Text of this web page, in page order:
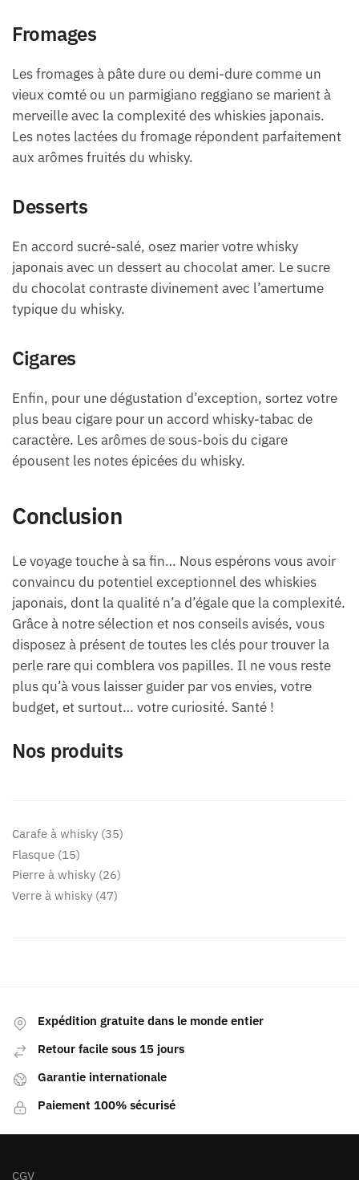
Fromages
Les fromages à pâte dure ou demi-dure comme un
vieux comté ou un parmigiano reggiano se marient à
merveille avec la complexité des whiskies japonais.
Les notes lactées du fromage répondent parfaitement
aux arômes fruités du whisky.
Desserts
En accord sucré-salé, osez marier votre whisky
japonais avec un dessert au chocolat amer. Le sucre
du chocolat contraste divinement avec l’amertume
typique du whisky.
Cigares
Enfin, pour une dégustation d’exception, sortez votre
plus beau cigare pour un accord whisky-tabac de
caractère. Les arômes de sous-bois du cigare
épousent les notes épicées du whisky.
Conclusion
Le voyage touche à sa fin… Nous espérons vous avoir
convaincu du potentiel exceptionnel des whiskies
japonais, dont la qualité n’a d’égale que la complexité.
Grâce à notre sélection et nos conseils avisés, vous
disposez à présent de toutes les clés pour trouver la
perle rare qui comblera vos papilles. Il ne vous reste
plus qu’à vous laisser guider par vos envies, votre
budget, et surtout… votre curiosité. Santé !
Nos produits
Carafe à whisky 35
Flasque 15
Pierre à whisky 26
Verre à whisky 47
Expédition gratuite dans le monde entier
Retour facile sous 15 jours
Garantie internationale
Paiement 100% sécurisé
CGV